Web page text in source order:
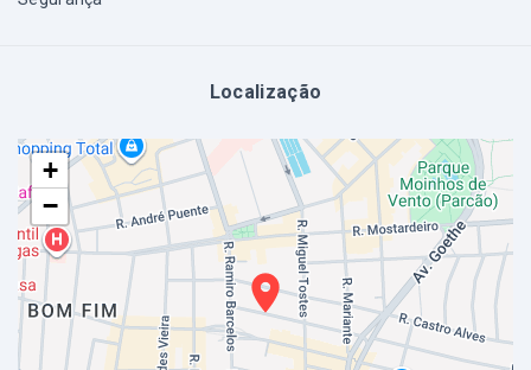
Localização
+
−